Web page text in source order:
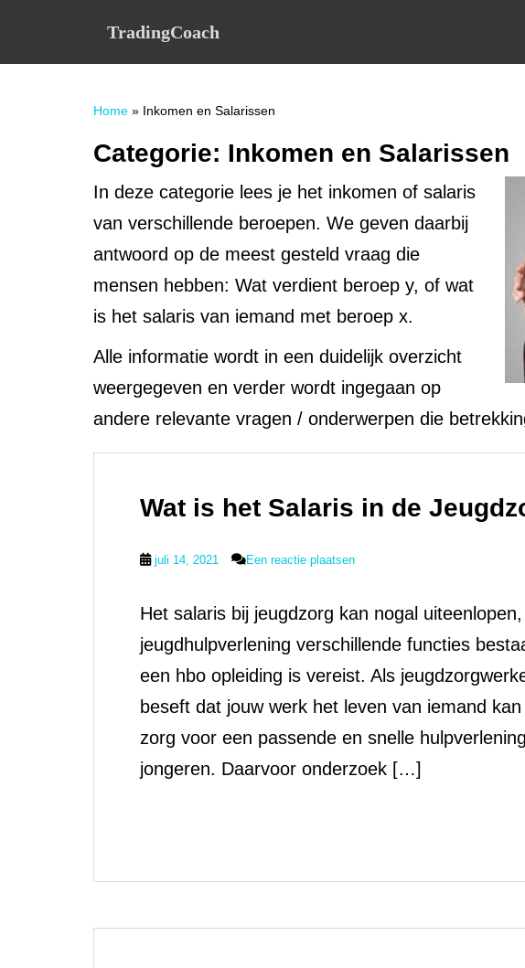
TradingCoach
Home » Inkomen en Salarissen
Categorie: Inkomen en Salarissen
In deze categorie lees je het inkomen of salaris
van verschillende beroepen. We geven daarbij
antwoord op de meest gesteld vraag die
mensen hebben: Wat verdient beroep y, of wat
is het salaris van iemand met beroep x.
Alle informatie wordt in een duidelijk overzicht
weergegeven en verder wordt ingegaan op
andere relevante vragen / onderwerpen die
Wat is het Salaris in de
juli 14, 2021 Een reactie plaatsen
Het salaris bij jeugdzorg kan nogal
jeugdhulpverlening verschillende functies
een hbo opleiding is vereist. Als
beseft dat jouw werk het leven van iemand
zorg voor een passende en snelle
jongeren. Daarvoor onderzoek […]